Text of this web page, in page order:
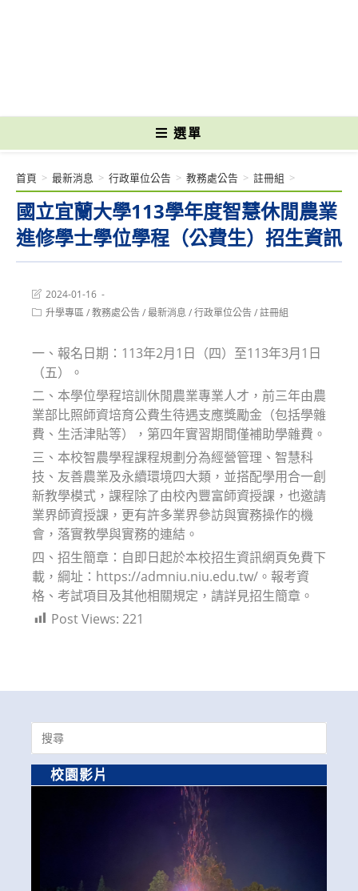
選單
國立宜蘭大學113學年度智慧休閒農業
進修學士學位學程（公費生）招生資訊
首頁 > 最新消息 > 行政單位公告 > 教務處公告 > 註冊組 >
Post
last
modified:
2024-01-16
Post升學專區/教務處公告/最新消息 /行政單位公告/註冊組
一、報名日期：113年2月1日（四）至113年3月1日
（五）。
二、本學位學程培訓休閒農業專業人才，前三年由農
業部比照師資培育公費生待遇支應獎勵金（包括學雜
費、生活津貼等），第四年實習期間僅補助學雜費。
三、本校智農學程課程規劃分為經營管理、智慧科
技、友善農業及永續環境四大類，並搭配學用合一創
新教學模式，課程除了由校內豐富師資授課，也邀請
業界師資授課，更有許多業界參訪與實務操作的機
會，落實教學與實務的連結。
四、招生簡章：自即日起於本校招生資訊網頁免費下
載，綱址：https://admniu.niu.edu.tw/。報考資
格、考試項目及其他相關規定，請詳見招生簡章。
Post Views: 221
Search
for:
校園影片